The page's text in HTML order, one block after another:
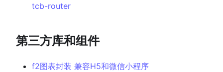
tcb-router
第三方库和组件
f2图表封装 兼容H5和微信小程序